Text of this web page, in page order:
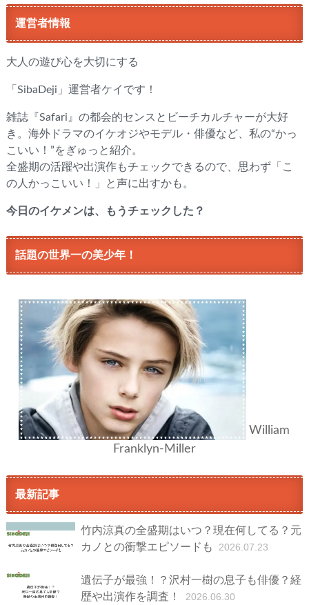
運営者情報
大人の遊び心を大切にする
「SibaDeji」運営者ケイです！
雑誌『Safari』の都会的センスとビーチカルチャーが大好
き。海外ドラマのイケオジやモデル・俳優など、私の“かっ
こいい！”をぎゅっと紹介。
全盛期の活躍や出演作もチェックできるので、思わず「こ
の人かっこいい！」と声に出すかも。
今日のイケメンは、もうチェックした？
話題の世界一の美少年！
William
Franklyn-Miller
最新記事
竹内涼真の全盛期はいつ？現在何してる？元
カノとの衝撃エピソードも
2026.07.23
遺伝子が最強！？沢村一樹の息子も俳優？経
歴や出演作を調査！
2026.06.30